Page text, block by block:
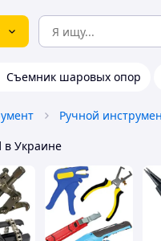
Съемник шаровых опор
Ручной
в Украине